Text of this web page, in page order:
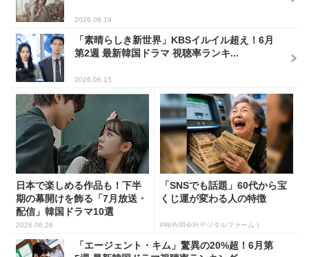
2026.06.19
「素晴らしき新世界」KBSイルイル超え！6月
第2週 最新韓国ドラマ 視聴率ランキ...
2026.06.15
日本で楽しめる作品も！下半
期の幕開けを飾る「7月放送・
配信」韓国ドラマ10選
2026.06.26
「SNSでも話題」60代から宝
くじ運が変わる人の特徴
PR(合同会社デジタルファーム )
「エージェント・キム」驚異の20%超！6月第